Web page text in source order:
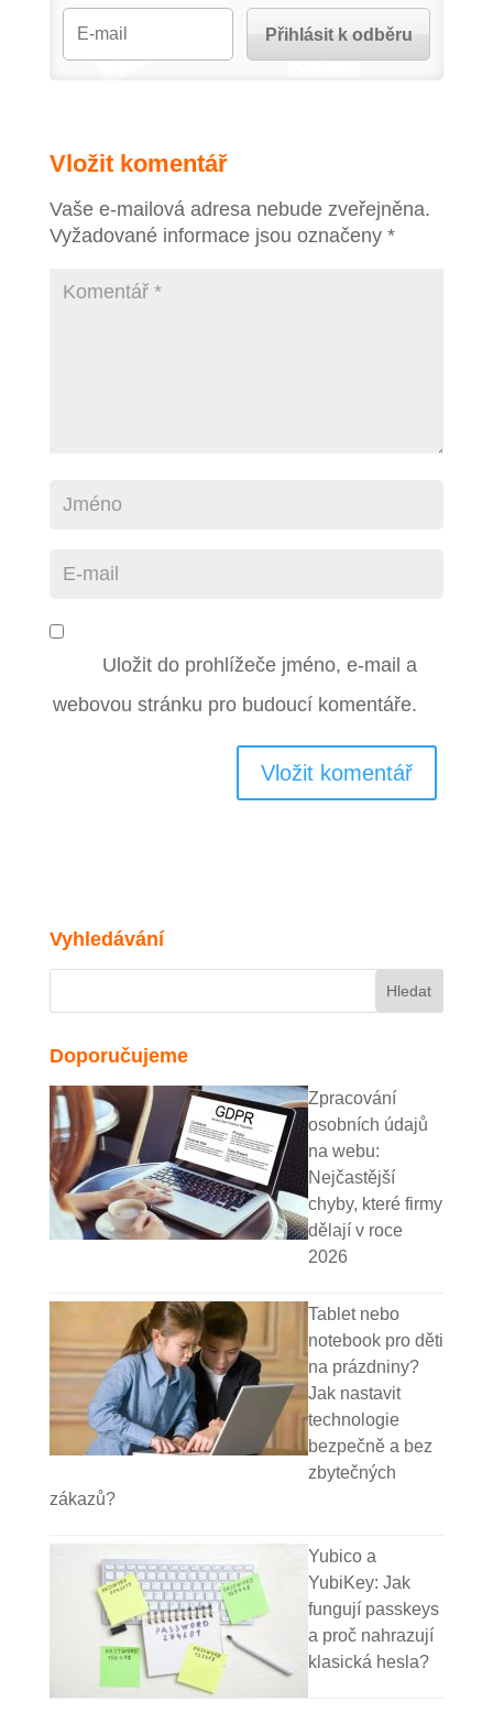
Vložit komentář
Vaše e-mailová adresa nebude zveřejněna.
Vyžadované informace jsou označeny *
Uložit do prohlížeče jméno, e-mail a
webovou stránku pro budoucí komentáře.
Vyhledávání
Doporučujeme
Zpracování
osobních údajů
na webu:
Nejčastější
chyby, které firmy
dělají v roce
2026
Tablet nebo
notebook pro děti
na prázdniny?
Jak nastavit
technologie
bezpečně a bez
zbytečných
zákazů?
Yubico a
YubiKey: Jak
fungují passkeys
a proč nahrazují
klasická hesla?